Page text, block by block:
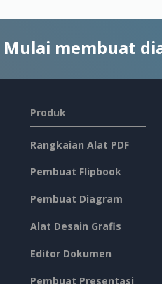
Mulai membuat
Produk
Rangkaian Alat PDF
Pembuat Flipbook
Pembuat Diagram
Alat Desain Grafis
Editor Dokumen
Pembuat Presentasi